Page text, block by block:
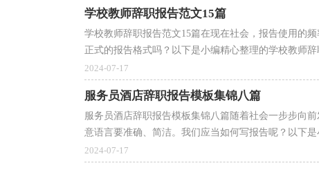
学校教师辞职报告范文15篇
学校教师辞职报告范文15篇在现在社会，报告使用的
正式的报告格式吗？以下是小编精心整理的学校教师
2024-07-17
服务员酒店辞职报告模板集锦八篇
服务员酒店辞职报告模板集锦八篇随着社会一步步向
意语言要准确、简洁。我们应当如何写报告呢？以下
2024-07-17